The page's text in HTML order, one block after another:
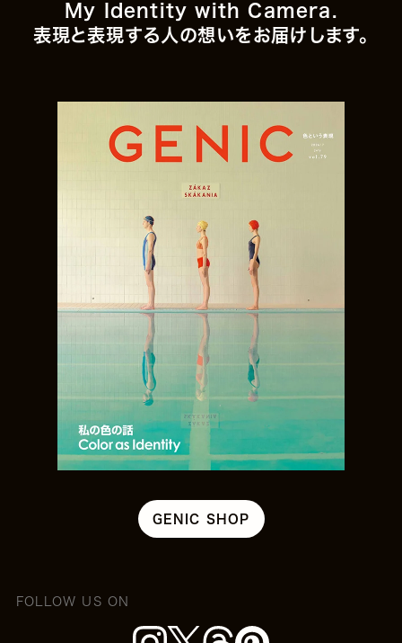
My Identity with Camera.
表現と表現する人の想いをお届けします。
GENIC SHOP
FOLLOW US ON